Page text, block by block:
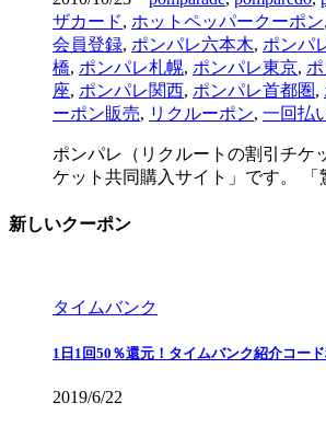
ザカード, ホットペッパークーポン,
会員登録, ポンパレ六本木, ポンパ
橋, ポンパレ札幌, ポンパレ東京,
座, ポンパレ関西, ポンパレ首都圏 ,
ーポン販売, リクルーポン, 一回払
ポンパレ（リクルートの割引チケ
ケット共同購入サイト」です。 「
新しいクーポン
タイムバンク
1日1回50％還元！タイムバンク紹介コー
2019/6/22